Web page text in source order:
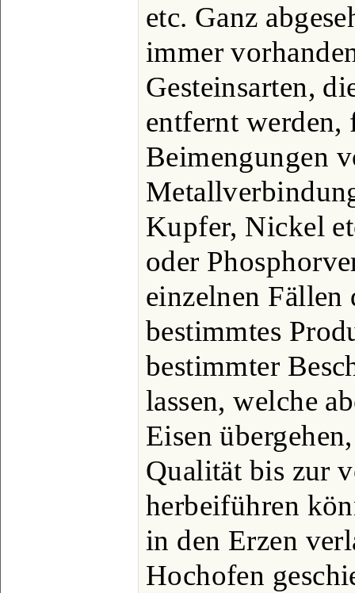
etc. Ganz
immer
Gesteinsarten,
entfernt werden,
Beimengungen
Kupfer, Nickel
oder
einzelnen Fällen
bestimmtes
bestimmter
lassen, welche
Eisen
Qualität bis zur
herbeiführen
in den Erzen
Hochofen